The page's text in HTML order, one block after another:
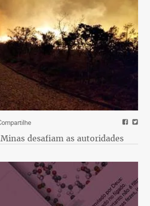
desafiam as autoridades